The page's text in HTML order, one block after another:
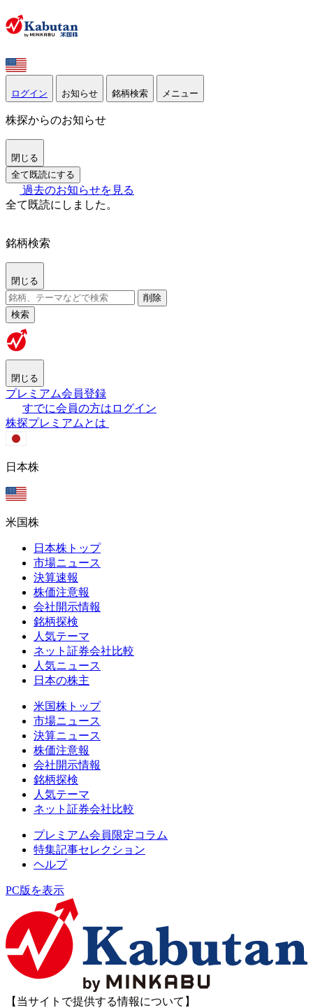
ログイン お知らせ 銘柄検索 メニュー
株探からのお知らせ
閉じる
全て既読にする
過去のお知らせを見る
全て既読にしました。
銘柄検索
閉じる
削除
検索
閉じる
プレミアム会員登録
すでに会員の方はログイン
株探プレミアムとは
日本株
米国株
日本株トップ
市場ニュース
決算速報
株価注意報
会社開示情報
銘柄探検
人気テーマ
ネット証券会社比較
人気ニュース
日本の株主
米国株トップ
市場ニュース
決算ニュース
株価注意報
会社開示情報
銘柄探検
人気テーマ
ネット証券会社比較
プレミアム会員限定コラム
特集記事セレクション
ヘルプ
PC版を表示
【当サイトで提供する情報について】